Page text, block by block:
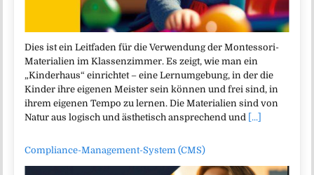
Dies ist ein Leitfaden für die Verwendung der Montessori-
Materialien im Klassenzimmer. Es zeigt, wie man ein
„Kinderhaus“ einrichtet – eine Lernumgebung, in der die
Kinder ihre eigenen Meister sein können und frei sind, in
ihrem eigenen Tempo zu lernen. Die Materialien sind von
Natur aus logisch und ästhetisch ansprechend und [...]
Compliance-Management-System (CMS)